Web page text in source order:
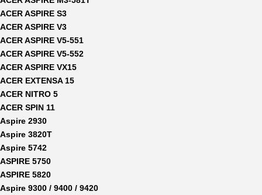
ACER ASPIRE S3
ACER ASPIRE V3
ACER ASPIRE V5-551
ACER ASPIRE V5-552
ACER ASPIRE VX15
ACER EXTENSA 15
ACER NITRO 5
ACER SPIN 11
Aspire 2930
Aspire 3820T
Aspire 5742
ASPIRE 5750
ASPIRE 5820
Aspire 9300 / 9400 / 9420